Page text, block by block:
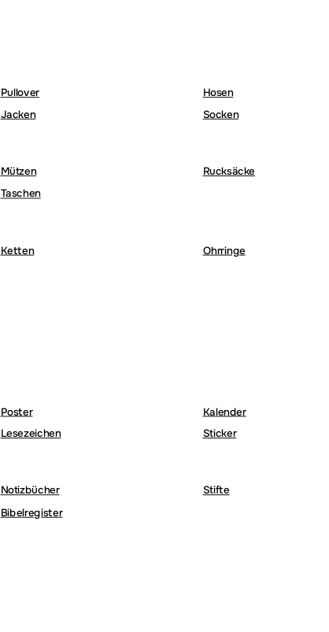
Pullover
Hosen
Jacken Socken
Mützen
Rucksäcke
Taschen
Ketten
Ohrringe
Poster
Kalender
Lesezeichen Sticker
Notizbücher
Stifte
Bibelregister